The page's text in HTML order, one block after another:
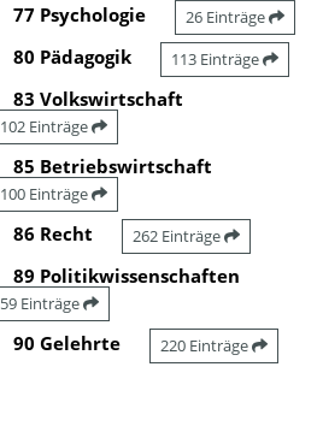
77 Psychologie 26 Einträge
80 Pädagogik 113 Einträge
83 Volkswirtschaft
102 Einträge
85 Betriebswirtschaft
100 Einträge
86 Recht 262 Einträge
89 Politikwissenschaften
59 Einträge
90 Gelehrte 220 Einträge